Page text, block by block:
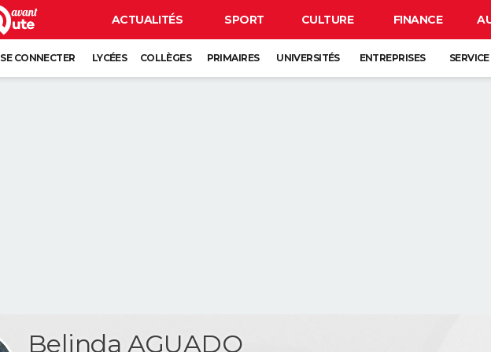
ACTUALITÉS SPORT CULTURE FINANCE
SE CONNECTER LYCÉES COLLÈGES PRIMAIRES UNIVERSITÉS ENTREPRISES
Belinda AGUADO